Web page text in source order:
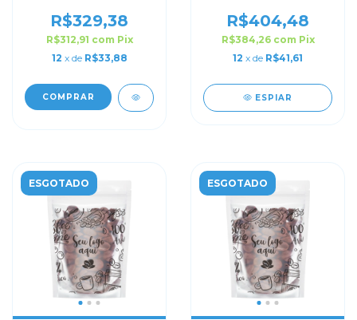
R$329,38
R$312,91 com Pix
12 x de R$33,88
COMPRAR
R$404,48
R$384,26 com Pix
12 x de R$41,61
ESPIAR
ESGOTADO ESGOTADO